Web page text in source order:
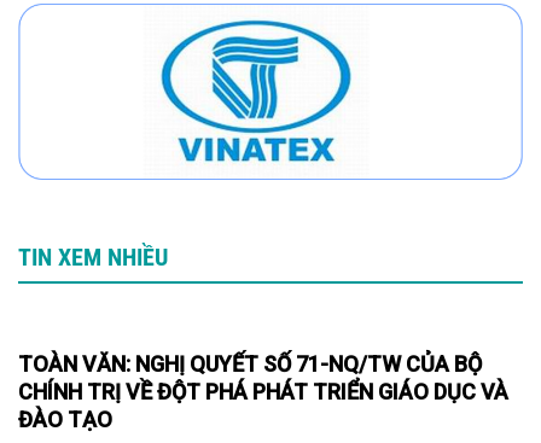
TIN XEM NHIỀU
TOÀN VĂN: NGHỊ QUYẾT SỐ 71-NQ/TW CỦA BỘ
CHÍNH TRỊ VỀ ĐỘT PHÁ PHÁT TRIỂN GIÁO DỤC VÀ
ĐÀO TẠO